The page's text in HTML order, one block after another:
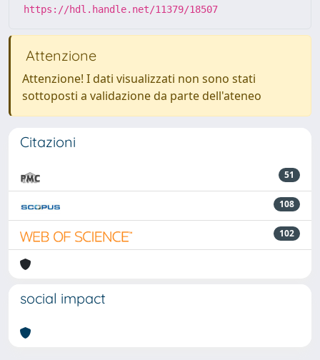
https://hdl.handle.net/11379/18507
Attenzione
Attenzione! I dati visualizzati non sono stati
sottoposti a validazione da parte dell'ateneo
Citazioni
51
108
102
social impact